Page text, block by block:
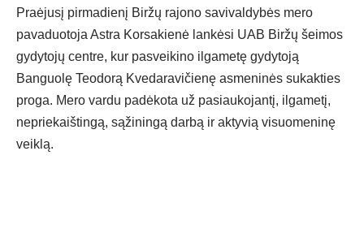
Praėjusį pirmadienį Biržų rajono savivaldybės mero
pavaduotoja Astra Korsakienė lankėsi UAB Biržų šeimos
gydytojų centre, kur pasveikino ilgametę gydytoją
Banguolę Teodorą Kvedaravičienę asmeninės sukakties
proga. Mero vardu padėkota už pasiaukojantį, ilgametį,
nepriekaištingą, sąžiningą darbą ir aktyvią visuomeninę
veiklą.